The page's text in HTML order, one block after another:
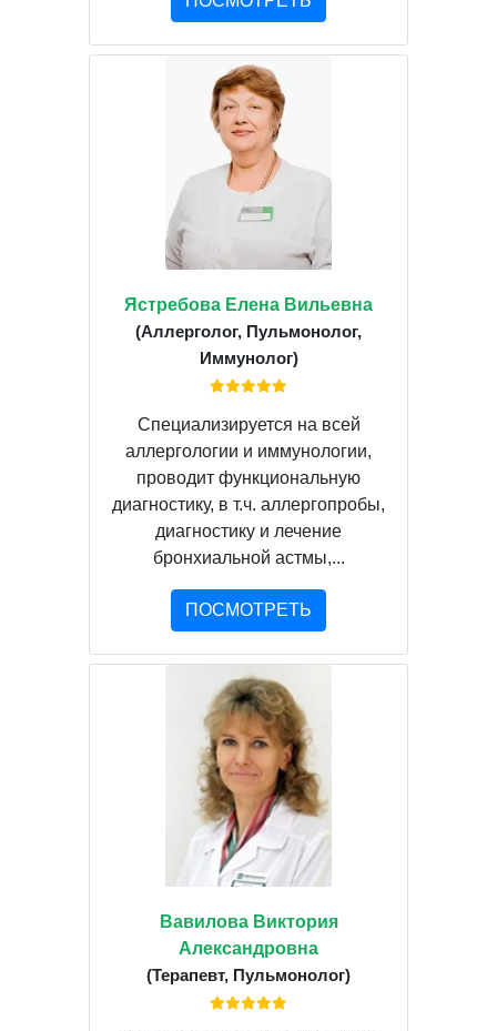
Ястребова Елена Вильевна
(Аллерголог, Пульмонолог,
Иммунолог)
Специализируется на всей
аллергологии и иммунологии,
проводит функциональную
диагностику, в т.ч. аллергопробы,
диагностику и лечение
бронхиальной астмы,...
ПОСМОТРЕТЬ
Вавилова Виктория
Александровна
(Терапевт, Пульмонолог)